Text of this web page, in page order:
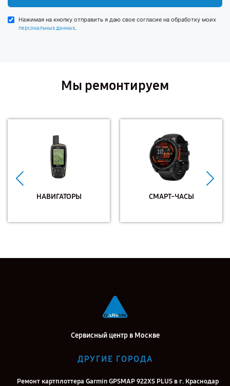
Нажимая на кнопку отправить я даю свое согласие на обработку моих
персональных данных.
Мы ремонтируем
НАВИГАТОРЫ СМАРТ-ЧАСЫ
Сервисный центр в Москве
ДРУГИЕ ГОРОДА
Ремонт картплоттера Garmin GPSMAP 922XS PLUS в г. Краснодар